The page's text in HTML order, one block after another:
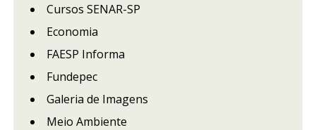
Cursos SENAR-SP
Economia
FAESP Informa
Fundepec
Galeria de Imagens
Meio Ambiente